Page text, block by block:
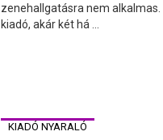
zenehallgatásra nem alkalmas.
kiadó, akár két há ...
KIADÓ NYARALÓ